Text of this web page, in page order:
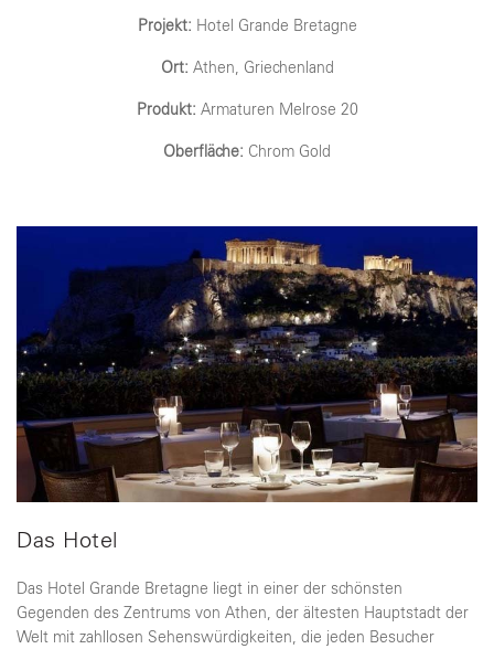
Projekt: Hotel Grande Bretagne
Ort: Athen, Griechenland
Produkt: Armaturen Melrose 20
Oberfläche: Chrom Gold
Das Hotel
Das Hotel Grande Bretagne liegt in einer der schönsten
Gegenden des Zentrums von Athen, der ältesten Hauptstadt der
Welt mit zahllosen Sehenswürdigkeiten, die jeden Besucher